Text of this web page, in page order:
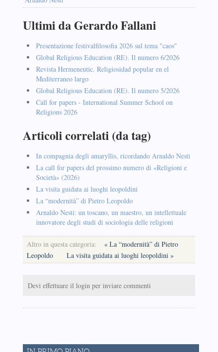
Ultimi da Gerardo Fallani
Presentazione festivalfilosofia 2026 sul tema "caos"
Global Religious Education (RE). Il numero 6/2026
Revista Hermeneutic. Religiosidad popular en el
Mediterraneo largo
Global Religious Education (RE). Il numero 5/2026
Call for papers - International Summer School on
Religions 2026
Articoli correlati (da tag)
In compagnia degli amaryllis, ricordando Arnaldo Nesti
La call for papers del prossimo numero di «Religioni e
Società» (2026)
La visita guidata ai luoghi leopoldini
La “modernità” di Pietro Leopoldo
Arnaldo Nesti: un toscano, un maestro, un intellettuale
innovatore degli studi di sociologia delle religioni
Altro in questa categoria:
« La “modernità” di Pietro
Leopoldo
La visita guidata ai luoghi leopoldini »
Devi effettuare il login per inviare commenti